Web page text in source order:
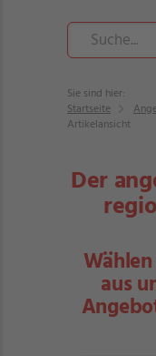
Sie sind hier:
Startseite
Artikelansicht
Der
aus